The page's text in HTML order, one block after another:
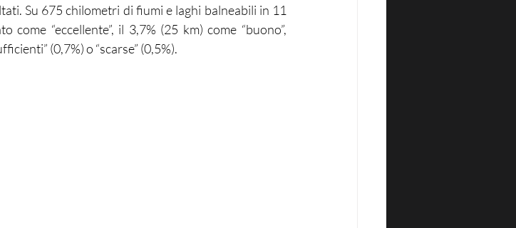
Su 675 chilometri di fiumi e laghi balneabili in 11
“eccellente”, il 3,7% (25 km) come “buono”,
(0,7%) o “scarse” (0,5%).